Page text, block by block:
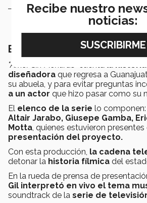
El rodaje de la serie a detalle
"Amor Sin Mentiras " cuenta la
diseñadora que regresa a
su abuela, y para evitar preguntas
a un actor que hizo pasar como su
El elenco de la serie lo componen:
Altair Jarabo, Giusepe Gamba,
Motta, quienes estuvieron presentes
presentación del proyecto.
Con esta producción, la cadena
detonar la historia fílmica del
En la rueda de prensa de
Gil interpretó en vivo el tema
soundtrack de la serie de
Recibe nuestro
noticias: